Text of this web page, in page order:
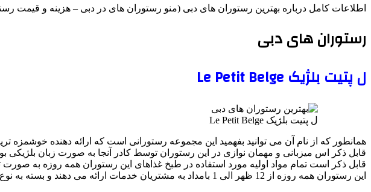
اطلاعات کامل درباره بهترین رستوران های دبی (منو رستوران های در دبی – هزینه و قیمت
رستوران های دبی
ل پتیت بلژیک Le Petit Belge
ل پتیت بلژیک Le Petit Belge
همانطور که از نام آن می توانید بفهمید این مجموعه رستورانی است که ارائه دهنده خوشمزه
قابل ذکر اس میزبانی و مهمان نوازی در این رستوران توسط کادر آنجا به صورت زبان بلژیکی
قابل ذکر است تمام مواد اولیه مورد استفاده در طبخ غذاهای این رستوران همه روزه به صورت
این رستوران همه روزه از 12 ظهر الی 1 بامداد به مشتریان خدمات ارائه می دهند و بسته به نوع ذائقتان می توانید از منوی آن غذای مورد علاقه خود را سفارش دهید.